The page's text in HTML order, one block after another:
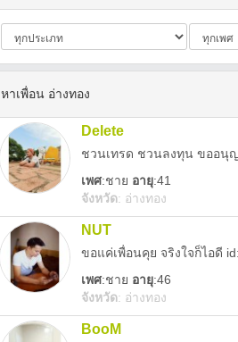
หาเพื่อน อ่างทอง
Delete
ชวนเทรด ชวนลงทุน ขออนุ
เพศ:ชาย อายุ:41
จังหวัด: อ่างทอง
NUT
ขอแค่เพื่อนคุย จริงใจก็ไอดี
เพศ:ชาย อายุ:46
จังหวัด: อ่างทอง
BooM